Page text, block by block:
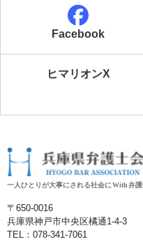
Facebook
ヒマリオンX
〒650‐0016
兵庫県神戸市中央区橘通1-4-3
TEL：078-341-7061